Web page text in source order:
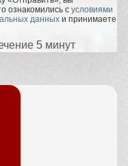
ознакомились с условиями
данных и принимаете
5 минут